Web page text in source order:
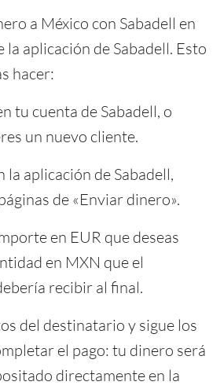
a México con Sabadell en
la aplicación de Sabadell. Esto
hacer:
tu cuenta de Sabadell, o
un nuevo cliente.
la aplicación de Sabadell,
de «Enviar dinero».
en EUR que deseas
en MXN que el
recibir al final.
del destinatario y sigue los
el pago: tu dinero será
directamente en la